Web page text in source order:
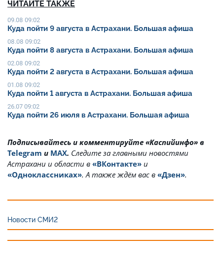
ЧИТАЙТЕ ТАКЖЕ
09.08 09:02
Куда пойти 9 августа в Астрахани. Большая афиша
08.08 09:02
Куда пойти 8 августа в Астрахани. Большая афиша
02.08 09:02
Куда пойти 2 августа в Астрахани. Большая афиша
01.08 09:02
Куда пойти 1 августа в Астрахани. Большая афиша
26.07 09:02
Куда пойти 26 июля в Астрахани. Большая афиша
Подписывайтесь и комментируйте «Каспийинфо» в
Telegram и MAX. Cледите за главными новостями
Астрахани и области в «ВКонтакте» и
«Одноклассниках». А также ждём вас в «Дзен».
Новости СМИ2